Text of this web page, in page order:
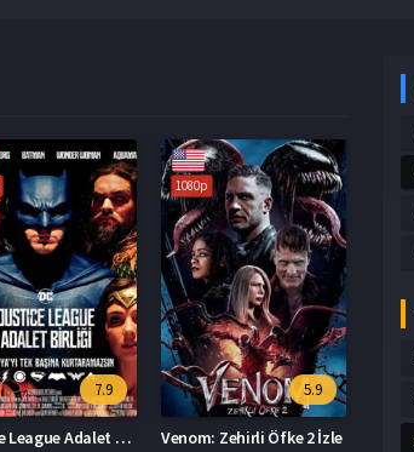
7.9
Justice League Adalet Birliği İzle
1080p
5.9
Venom: Zehirli Öfke 2 İzle